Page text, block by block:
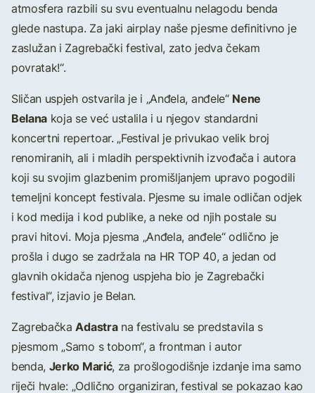
atmosfera razbili su svu eventualnu nelagodu benda
glede nastupa. Za jaki airplay naše pjesme definitivno je
zaslužan i Zagrebački festival, zato jedva čekam
povratak!“.
Sličan uspjeh ostvarila je i „Anđela, anđele“ Nene
Belana koja se već ustalila i u njegov standardni
koncertni repertoar. „Festival je privukao velik broj
renomiranih, ali i mladih perspektivnih izvođača i autora
koji su svojim glazbenim promišljanjem upravo pogodili
temeljni koncept festivala. Pjesme su imale odličan odjek
i kod medija i kod publike, a neke od njih postale su
pravi hitovi. Moja pjesma „Anđela, anđele“ odlično je
prošla i dugo se zadržala na HR TOP 40, a jedan od
glavnih okidača njenog uspjeha bio je Zagrebački
festival“, izjavio je Belan.
ZagrebačkaAdastrana festivalu se predstavila s
pjesmom „Samo s tobom“, a frontman i autor
benda, Jerko Marić, za prošlogodišnje izdanje ima samo
riječi hvale: „Odlično organiziran, festival se pokazao kao